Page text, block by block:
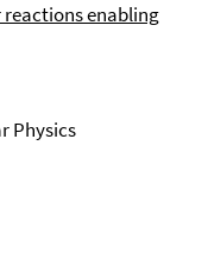
reactions enabling
Physics